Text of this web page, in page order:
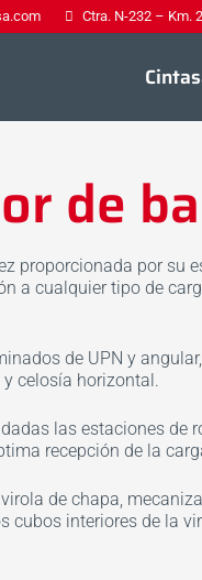
Ctra. N-232 – Km.
de
proporcionada por su
a cualquier tipo de
de UPN y
celosía horizontal.
las estaciones de
recepción de la
de chapa,
cubos interiores de la